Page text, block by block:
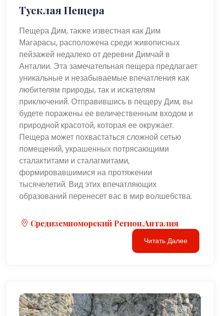
Тусклая Пещера
Пещера Дим, также известная как Дим
Магарасы, расположена среди живописных
пейзажей недалеко от деревни Димчай в
Анталии. Эта замечательная пещера предлагает
уникальные и незабываемые впечатления как
любителям природы, так и искателям
приключений. Отправившись в пещеру Дим, вы
будете поражены ее величественным входом и
природной красотой, которая ее окружает.
Пещера может похвастаться сложной сетью
помещений, украшенных потрясающими
сталактитами и сталагмитами,
формировавшимися на протяжении
тысячелетий. Вид этих впечатляющих
образований перенесет вас в мир волшебства.
Средиземноморский Регион,Анталия
Читать Далее